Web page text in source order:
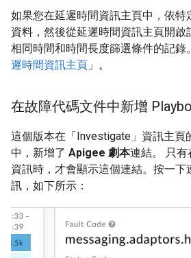
如果您在延遲時間資訊主頁中，依特
資料，然後從延遲時間資訊主頁開
相同時間和時間長度篩選條件的記錄
遲時間資訊主頁 」。
在故障代碼文件中新增
這個版本在「Investigate」資訊主頁
中，新增了 Apigee 劇本連結。 只
資訊時，才會顯示這個連結。按一下
訊，如下所示：